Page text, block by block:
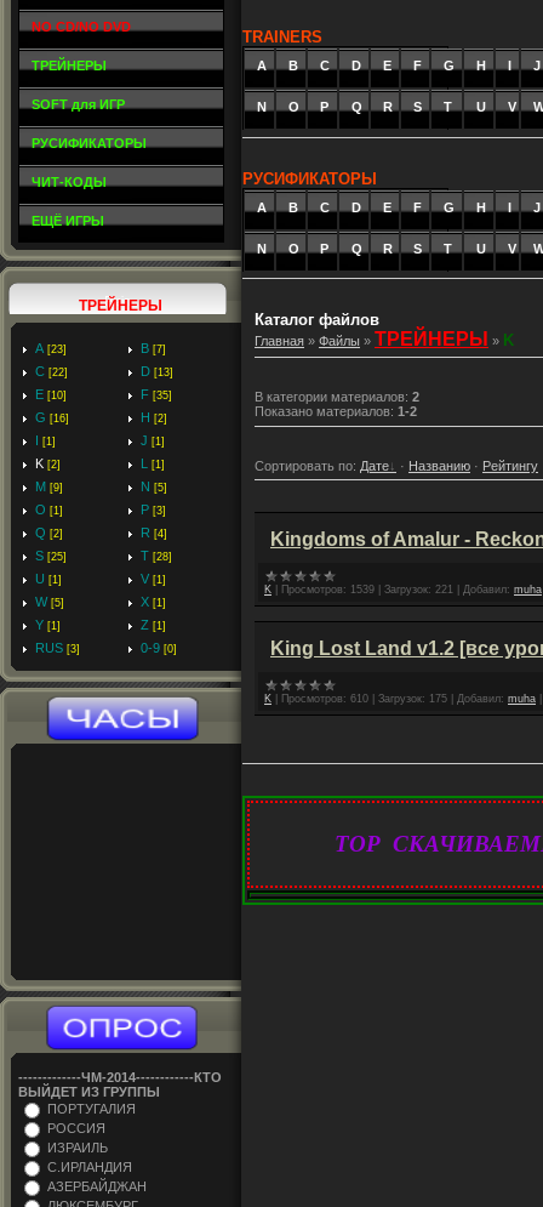
NO CD/NO DVD
ТРЕЙНЕРЫ
SOFT для ИГР
РУСИФИКАТОРЫ
ЧИТ-КОДЫ
ЕЩЁ ИГРЫ
ТРЕЙНЕРЫ
A [23] B [7]
C [22] D [13]
E [10] F [35]
G [16] H [2]
I [1] J [1]
K [2] L [1]
M [9] N [5]
O [1] P [3]
Q [2] R [4]
S [25] T [28]
U [1] V [1]
W [5] X [1]
Y [1] Z [1]
RUS [3] 0-9 [0]
-------------ЧM-2014------------КТО
ВЫЙДЕТ ИЗ ГРУППЫ
ПОРТУГАЛИЯ
РОССИЯ
ИЗРАИЛЬ
С.ИРЛАНДИЯ
АЗЕРБАЙДЖАН
TRAINERS
A B C D E F G H J
N O P Q R S T U V
РУСИФИКАТОРЫ
A B C D E F G H I J
N O P Q R S T U V
Каталог файлов
Главная » Файлы » ТРЕЙНЕРЫ » K
В категории материалов: 2
Показано материалов: 1-2
Сортировать по: Дате · Названию · Рейтингу
Kingdoms of Amalur -
K Просмотров: 1539 Загрузок: 221 Добавил: muha
King Lost Land v1.2 [все
K Просмотров: 610 Загрузок: 175 Добавил: muha
TOP